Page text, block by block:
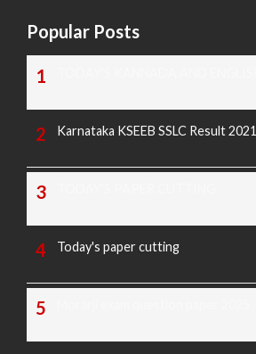
Popular Posts
Karnataka KSEEB SSLC Result 2021
Today's paper cutting